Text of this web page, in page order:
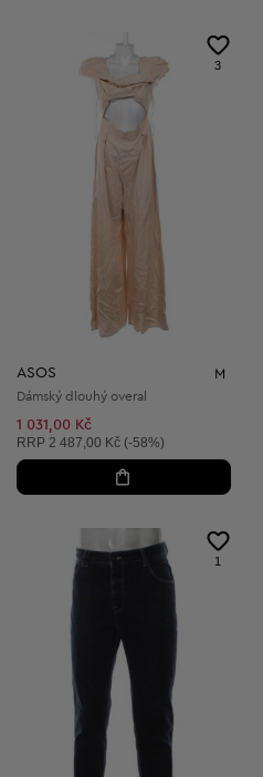
3
ASOS M
Dámský dlouhý overal
1 031,00 Kč
Doporučená cena:
RRP 2 487,00 Kč (-58%)
1